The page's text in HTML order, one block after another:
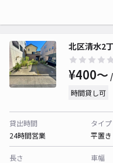
北区清水2
¥400〜
時間貸し可
貸出時間
24時間営業
タイプ
平置き
長さ
車幅